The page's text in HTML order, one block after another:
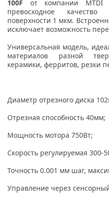
100F от компании MTDI
превосходное
поверхности 1 мкм.
исключает возможность
Универсальная модель,
материалов разной
керамики, ферритов, резки
Диаметр отрезного диска
Отрезная способность 40мм;
Мощность мотора 750Вт;
Скорость регулируемая 300-
Точность 0.001 мм шаг,
Управление через